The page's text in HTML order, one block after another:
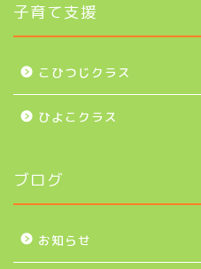
子育て支援
こひつじクラス
ひよこクラス
ブログ
お知らせ